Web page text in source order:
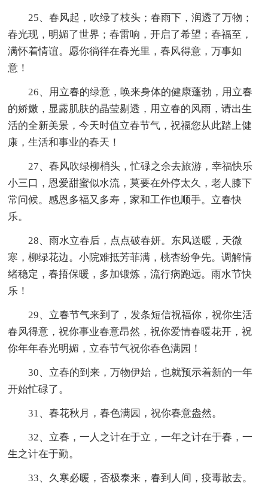
25、春风起，吹绿了枝头；春雨下，润透了万物；
春光现，明媚了世界；春雷响，开启了希望；春福至，
满怀着情谊。愿你徜徉在春光里，春风得意，万事如
意！
26、用立春的绿意，唤来身体的健康蓬勃，用立春
的娇嫩，显露肌肤的晶莹剔透，用立春的风雨，请出生
活的全新美景，今天时值立春节气，祝福您从此踏上健
康，生活和事业的春天！
27、春风吹绿柳梢头，忙碌之余去旅游，幸福快乐
小三口，恩爱甜蜜似水流，莫要在外停太久，老人膝下
常问候。感恩多福又多寿，家和工作也顺手。立春快
乐。
28、雨水立春后，点点破春妍。东风送暖，天微
寒，柳绿花边。小院难抵芳菲满，桃杏纷争先。调解情
绪稳定，春捂保暖，多加锻炼，流行病跑远。雨水节快
乐！
29、立春节气来到了，发条短信祝福你，祝你生活
春风得意，祝你事业春意昂然，祝你爱情春暖花开，祝
你年年春光明媚，立春节气祝你春色满园！
30、立春的到来，万物伊始，也就预示着新的一年
开始忙碌了。
31、春花秋月，春色满园，祝你春意盎然。
32、立春，一人之计在于立，一年之计在于春，一
生之计在于勤。
33、久寒必暖，否极泰来，春到人间，疫毒散去。